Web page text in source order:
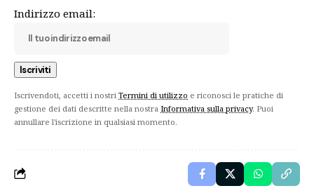
Indirizzo email:
Iscrivendoti, accetti i nostri Termini di utilizzo e riconosci le pratiche di
gestione dei dati descritte nella nostra Informativa sulla privacy. Puoi
annullare l'iscrizione in qualsiasi momento.